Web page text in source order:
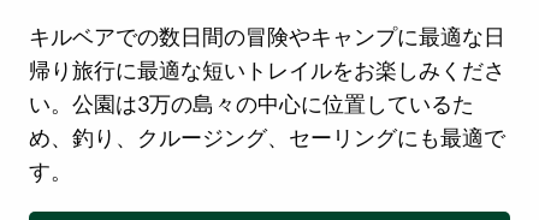
キルベアでの数日間の冒険やキャンプに最適な日
帰り旅行に最適な短いトレイルをお楽しみくださ
い。公園は3万の島々の中心に位置しているた
め、釣り、クルージング、セーリングにも最適で
す。